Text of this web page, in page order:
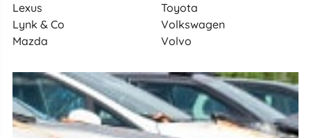
Lexus
Lynk & Co
Mazda
Toyota
Volkswagen
Volvo